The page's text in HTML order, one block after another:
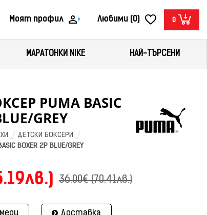
Моят профил Любими (0) 0
МАРАТОНКИ NIKE НАЙ-ТЪРСЕНИ
PUMA BASIC
GREY
ДЕТСКИ БОКСЕРИ
BOXER 2P BLUE/GREY
36.00€ (70.41лв.)